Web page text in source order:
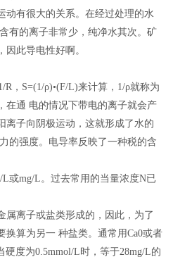
动有很大的关系。在经过处理的水
有的离子非常少，纯净水其次。矿
此导电性好啊。
S=(1/ρ)•(F/L)来计算，1/ρ就称为
在通 电的情况下带电的离子就会产
离子向阴极运动，这就形成了水的
的强度。电导率反映了一种税的含
mg/L。过去常用的当量浓度N已
离子或盐类形成的，因此，为了
换算为另一 种盐类。通常用Ca0或者
硬度为0.5mmol/L时，等于28mg/L的